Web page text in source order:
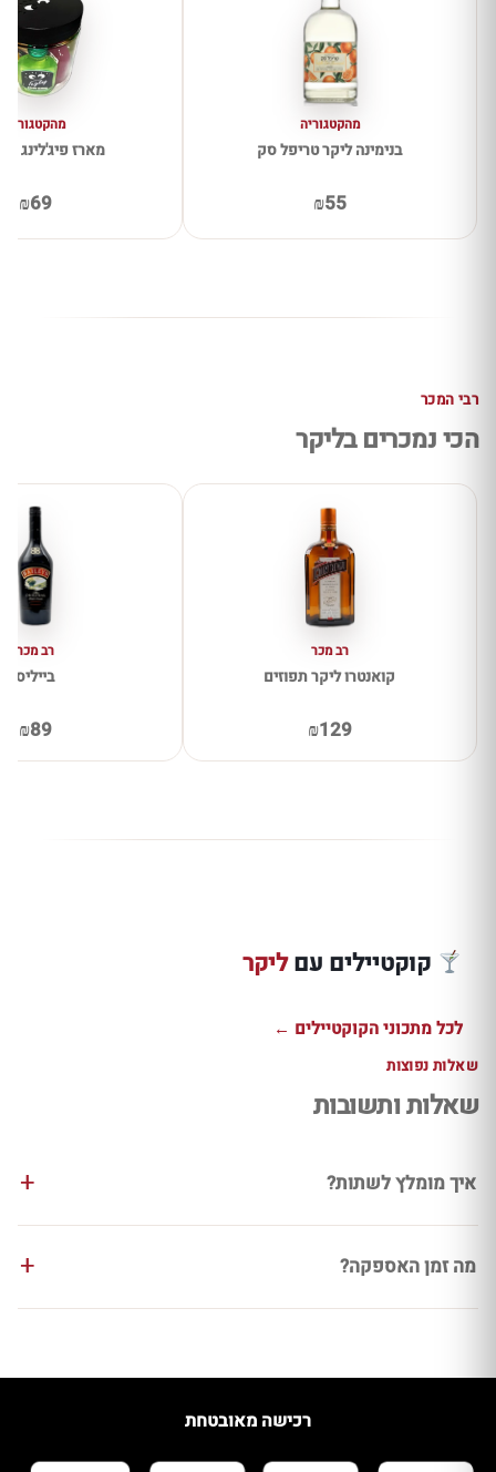
מהקטגוריה
בנימינה ליקר טריפל סק
₪55
מהקטגוריה
מארז פיג'לינג 8 יחידות
₪69
רבי המכר
הכי נמכרים בליקר
רב מכר
קואנטרו ליקר תפוזים
₪129
רב מכר
בייליס
₪89
קוקטיילים עםליקר למתכון ← למתכון ←
לכל מתכוני הקוקטיילים ←
שאלות נפוצות
שאלות ותשובות
איך מומלץ לשתות?
מה זמן האספקה?
רכישה מאובטחת